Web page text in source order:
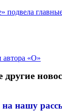
подвела
автора «О»
другие
нашу